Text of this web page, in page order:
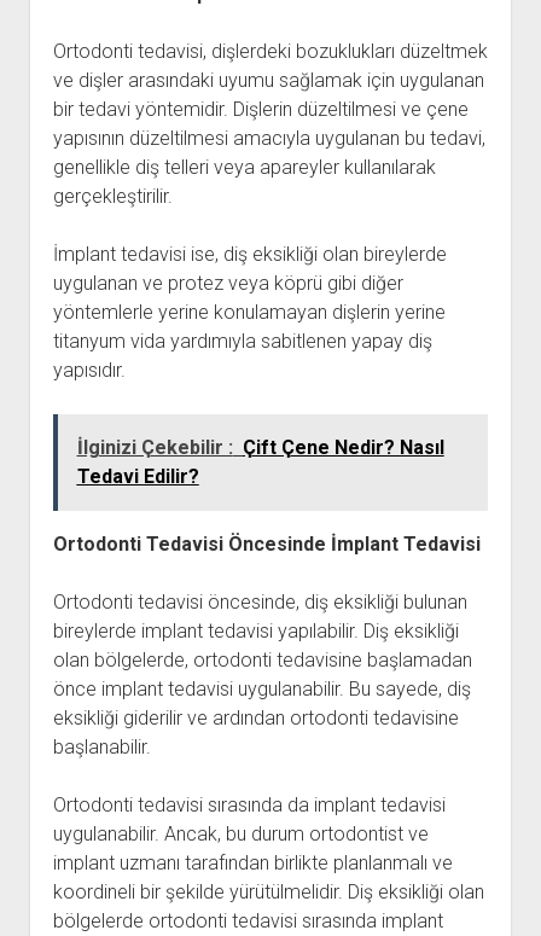
Ortodonti tedavisi, dişlerdeki bozuklukları düzeltmek
ve dişler arasındaki uyumu sağlamak için uygulanan
bir tedavi yöntemidir. Dişlerin düzeltilmesi ve çene
yapısının düzeltilmesi amacıyla uygulanan bu tedavi,
genellikle diş telleri veya apareyler kullanılarak
gerçekleştirilir.
İmplant tedavisi ise, diş eksikliği olan bireylerde
uygulanan ve protez veya köprü gibi diğer
yöntemlerle yerine konulamayan dişlerin yerine
titanyum vida yardımıyla sabitlenen yapay diş
yapısıdır.
İlginizi Çekebilir : Çift Çene Nedir? Nasıl
Tedavi Edilir?
Ortodonti Tedavisi Öncesinde İmplant Tedavisi
Ortodonti tedavisi öncesinde, diş eksikliği bulunan
bireylerde implant tedavisi yapılabilir. Diş eksikliği
olan bölgelerde, ortodonti tedavisine başlamadan
önce implant tedavisi uygulanabilir. Bu sayede, diş
eksikliği giderilir ve ardından ortodonti tedavisine
başlanabilir.
Ortodonti tedavisi sırasında da implant tedavisi
uygulanabilir. Ancak, bu durum ortodontist ve
implant uzmanı tarafından birlikte planlanmalı ve
koordineli bir şekilde yürütülmelidir. Diş eksikliği olan
bölgelerde ortodonti tedavisi sırasında implant